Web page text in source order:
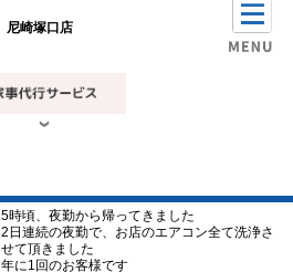
尼崎塚口店
5時頃、夜勤から帰ってきました
2日連続の夜勤で、お店のエアコン全て洗浄さ
せて頂きました
年に1回のお客様です